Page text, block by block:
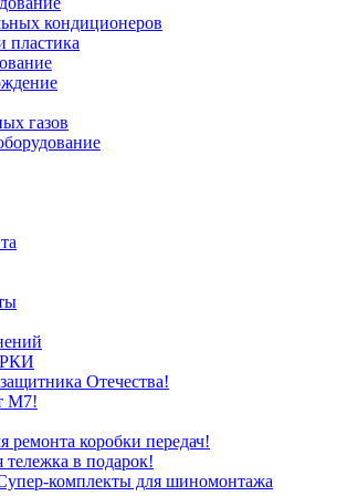
кондиционеров
пластика
газов
Отечества!
M7!
ремонта коробки передач!
тележка в подарок!
комплекты для шиномонтажа